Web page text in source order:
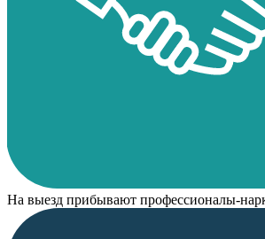
На выезд прибывают профессионалы-